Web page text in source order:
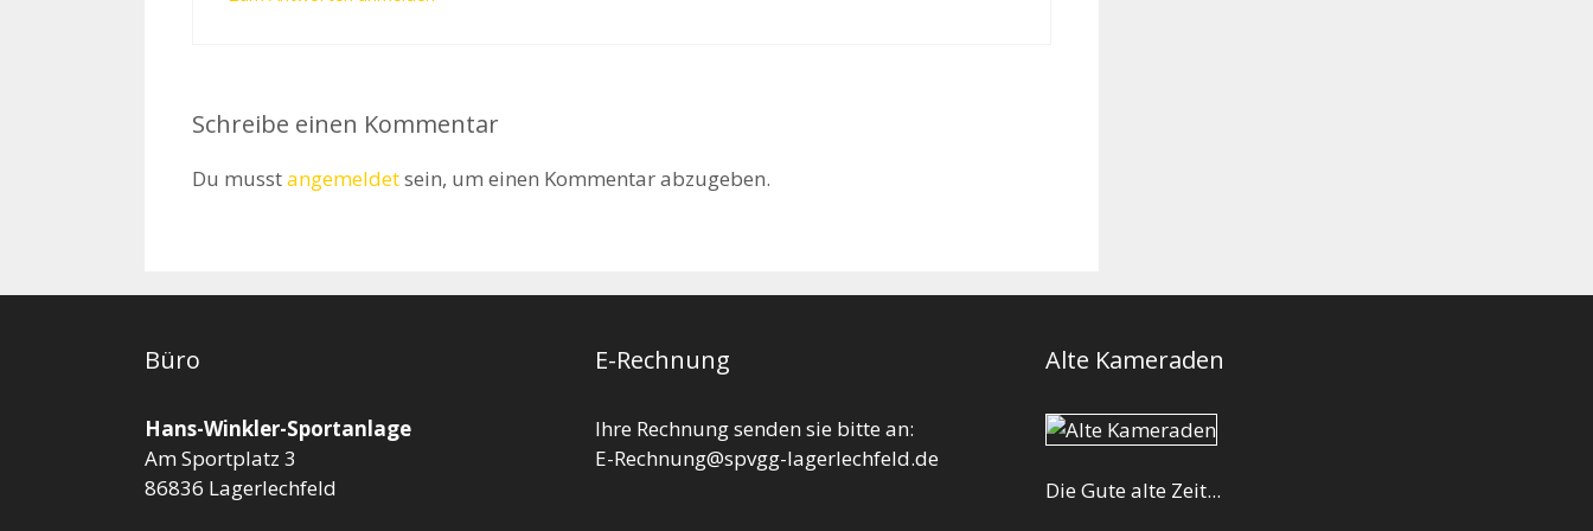
Schreibe einen Kommentar
Du musstangemeldetsein, um einen Kommentar abzugeben.
Büro
Hans-Winkler-Sportanlage
Am Sportplatz 3
86836 Lagerlechfeld
E-Rechnung
Ihre Rechnung senden sie bitte an:
E-Rechnung@spvgg-lagerlechfeld.de
Alte Kameraden
Die Gute alte Zeit...